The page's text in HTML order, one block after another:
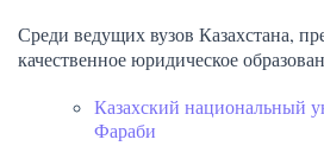
Среди ведущих вузов Казахстана,
качественное юридическое
Казахский национальный
Фараби